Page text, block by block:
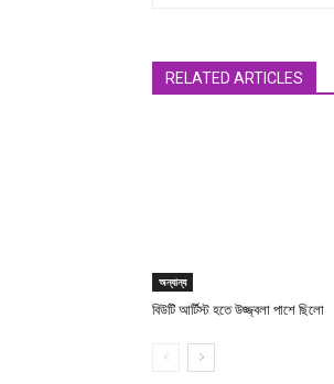
RELATED ARTICLES
অন্যান্য
বিউটি আর্টিস্ট হতে উজ্জ্বলা পাশে ছিলো